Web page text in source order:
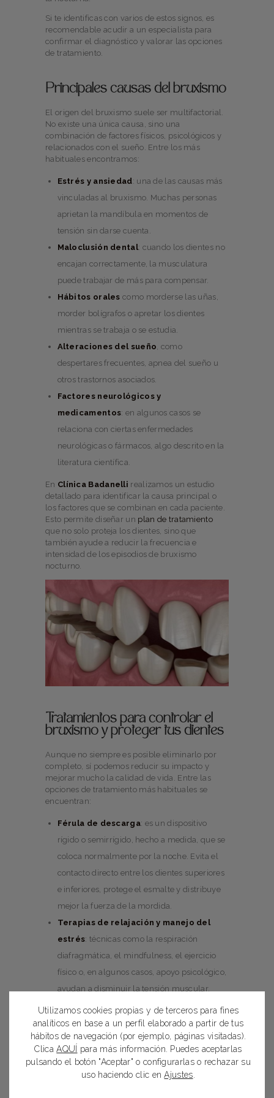
Si te identificas con varios de estos signos, es
recomendable acudir a un especialista para
confirmar el diagnóstico y valorar las opciones
de tratamiento.
Principales causas del bruxismo
El origen del bruxismo suele ser multifactorial.
No existe una única causa, sino una
combinación de factores físicos, psicológicos y
relacionados con el sueño. Entre los más
habituales encontramos:
Estrés y ansiedad: una de las causas más
vinculadas al bruxismo. Muchas personas
aprietan la mandíbula en momentos de
tensión sin darse cuenta.
Maloclusión dental: cuando los dientes no
encajan correctamente, la musculatura
puede trabajar de más para compensar.
Hábitos orales como morderse las uñas,
morder bolígrafos o apretar los dientes
mientras se trabaja o se estudia.
Alteraciones del sueño , como
despertares frecuentes, apnea del sueño u
otros trastornos asociados.
Factores neurológicos y
medicamentos: en algunos casos se
relaciona con ciertas enfermedades
neurológicas o fármacos, algo descrito en la
literatura científica.
En Clínica Badanelli realizamos un estudio
detallado para identificar la causa principal o
los factores que se combinan en cada paciente.
Esto permite diseñar un plan de tratamiento
que no solo proteja los dientes, sino que
también ayude a reducir la frecuencia e
intensidad de los episodios de bruxismo
nocturno.
Tratamientos para controlar el
bruxismo y proteger tus dientes
Aunque no siempre es posible eliminarlo por
completo, sí podemos reducir su impacto y
mejorar mucho la calidad de vida. Entre las
opciones de tratamiento más habituales se
encuentran:
Férula de descarga: es un dispositivo
rígido o semirrígido, hecho a medida, que se
coloca normalmente por la noche. Evita el
contacto directo entre los dientes superiores
e inferiores, protege el esmalte y distribuye
mejor la fuerza de la mordida.
Terapias de relajación y manejo del
estrés: técnicas como la respiración
diafragmática, el mindfulness, el ejercicio
físico o, en algunos casos, apoyo psicológico,
ayudan a disminuir la tensión muscular.
Corrección de la mordida: en pacientes
con maloclusión, puede recomendarse un
tratamiento deortodonciao de
rehabilitación dental para mejorar la forma
en que encajan los dientes.
Utilizamos cookies propias y de terceros para fines
analíticos en base a un perfil elaborado a partir de tus
hábitos de navegación (por ejemplo, páginas visitadas).
ClicaAQUÍ para más información. Puedes aceptarlas
pulsando el botón "Aceptar" o configurarlas o rechazar su
uso haciendo clic enAjustes